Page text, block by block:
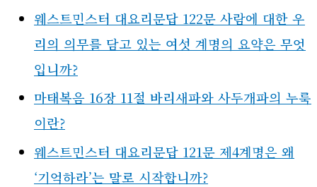
웨스트민스터 대요리문답 122문 사람에 대한 우
리의 의무를 담고 있는 여섯 계명의 요약은 무엇
입니까?
마태복음 16장 11절 바리새파와 사두개파의 누룩
이란?
웨스트민스터 대요리문답 121문 제4계명은 왜
‘기억하라’는 말로 시작합니까?